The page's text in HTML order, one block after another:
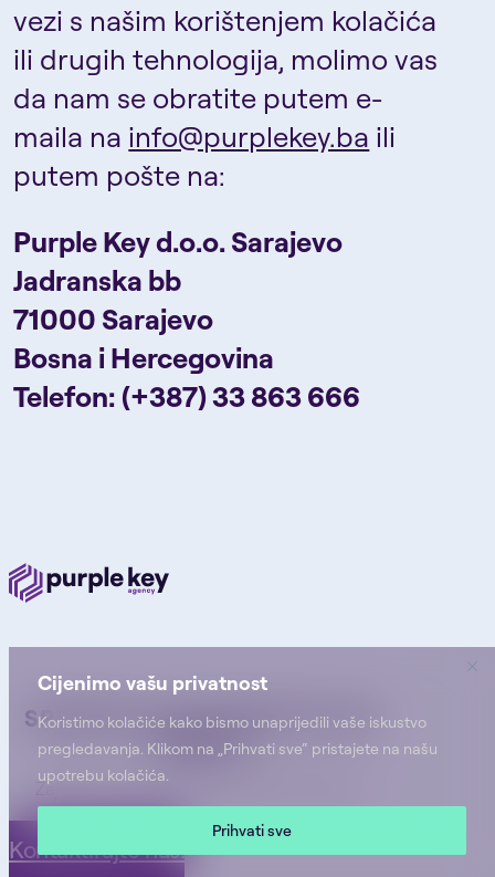
Cijenimo vašu privatnost
Koristimo kolačiće kako bismo unaprijedili vaše iskustvo
pregledavanja. Klikom na „Prihvati sve“ pristajete na našu
upotrebu kolačića.
Prihvati sve
vezi s našim korištenjem kolačića
ili drugih tehnologija, molimo vas
da nam se obratite putem e-
maila na info@purplekey.ba ili
putem pošte na:
Purple Key d.o.o. Sarajevo
Jadranska bb
71000 Sarajevo
Bosna i Hercegovina
Telefon: (+387) 33 863 666
SPREMNI DA DEFINIŠETE SVOJ
BREND?
Zajedno možemo stvoriti nešto posebno.
Kontaktirajte nas!